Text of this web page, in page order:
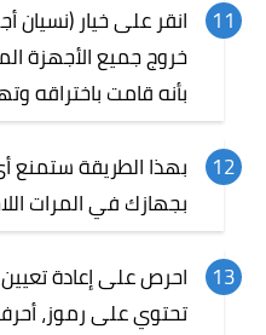
انقر على خيار
خروج جميع الأجهزة
بأنه قامت باختراقه
بهذا الطريقة
بجهازك في المرات
احرص على إعادة
تحتوي على رموز،